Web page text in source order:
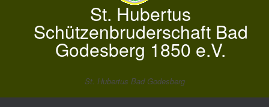
St. Hubertus
Schützenbruderschaft Bad
Godesberg 1850 e.V.
St. Hubertus Bad Godesberg